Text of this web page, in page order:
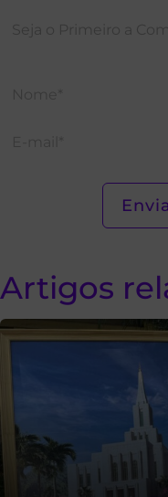
Artigos